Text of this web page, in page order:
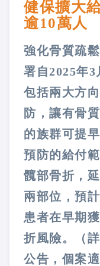
健保擴大
逾10萬人
強化骨質疏
署自2025年3
包括兩大方
防，讓有骨
的族群可提
預防的給付
髖部骨折，
兩部位，預
患者在早期
折風險。（
公告，個案